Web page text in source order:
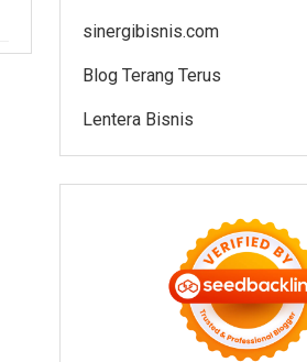
sinergibisnis.com
Blog Terang Terus
Lentera Bisnis